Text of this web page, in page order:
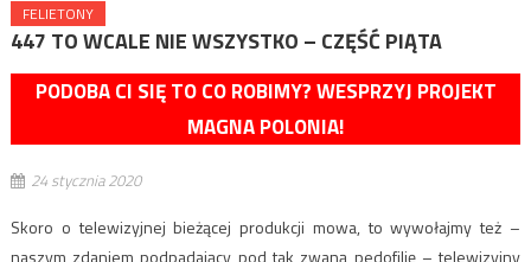
FELIETONY
447 TO WCALE NIE WSZYSTKO – CZĘŚĆ PIĄTA
PODOBA CI SIĘ TO CO ROBIMY? WESPRZYJ PROJEKT
MAGNA POLONIA!
24 stycznia 2020
Skoro o telewizyjnej bieżącej produkcji mowa, to wywołajmy też –